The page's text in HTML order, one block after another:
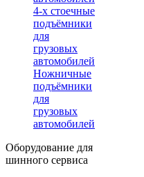
4-х стоечные
подъёмники
для
грузовых
автомобилей
Ножничные
подъёмники
для
грузовых
автомобилей
Оборудование для
шинного сервиса